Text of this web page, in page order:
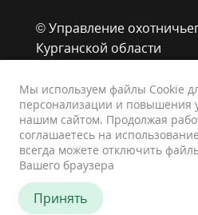
© Управление
Курганской области
8 (3522) 43-39-33
animals@kurganobl.ru
Контакты
Карта сайта
Персональные данные
Мы используем файлы Cookie
персонализации и повышения
нашим сайтом. Продолжая
соглашаетесь на
всегда можете отключить
Вашего браузера
Принять